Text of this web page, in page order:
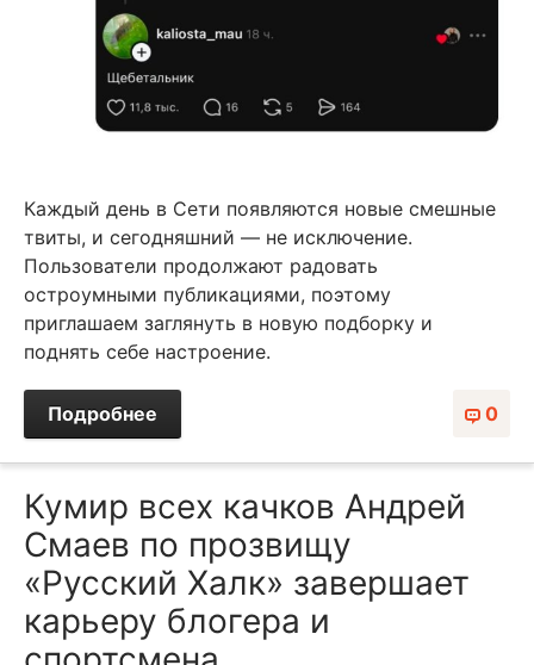
Каждый день в Сети появляются новые смешные
твиты, и сегодняшний — не исключение.
Пользователи продолжают радовать
остроумными публикациями, поэтому
приглашаем заглянуть в новую подборку и
поднять себе настроение.
0
Подробнее
Кумир всех качков Андрей
Смаев по прозвищу
«Русский Халк» завершает
карьеру блогера и